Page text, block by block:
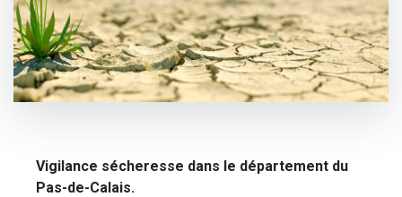
Vigilance sécheresse dans le département du
Pas-de-Calais.